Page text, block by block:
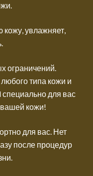
кожу, увлажняет,
ограничений.
типа кожи и
для вас
кожи!
для вас. Нет
после процедур